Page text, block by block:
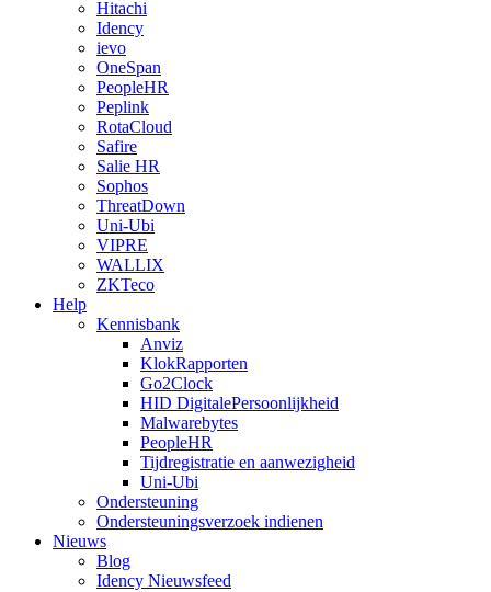
Hitachi
Idency
ievo
OneSpan
PeopleHR
Peplink
RotaCloud
Safire
Salie HR
Sophos
ThreatDown
Uni-Ubi
VIPRE
WALLIX
ZKTeco
Help
Kennisbank
Anviz
KlokRapporten
Go2Clock
HID DigitalePersoonlijkheid
Malwarebytes
PeopleHR
Tijdregistratie en aanwezigheid
Uni-Ubi
Ondersteuning
Ondersteuningsverzoek indienen
Nieuws
Blog
Idency Nieuwsfeed